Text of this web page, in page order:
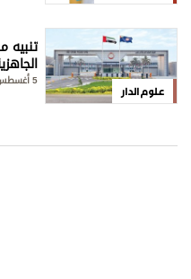
علوم الدار
5 أغسطس 2026